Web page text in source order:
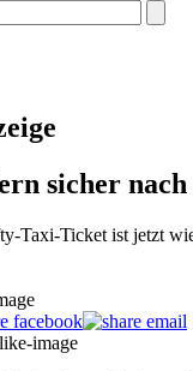
sicher nach
Taxi-Ticket ist jetzt